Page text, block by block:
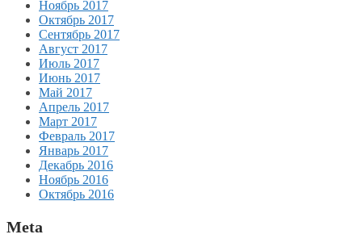
Ноябрь 2017
Октябрь 2017
Сентябрь 2017
Август 2017
Июль 2017
Июнь 2017
Май 2017
Апрель 2017
Март 2017
Февраль 2017
Январь 2017
Декабрь 2016
Ноябрь 2016
Октябрь 2016
Meta